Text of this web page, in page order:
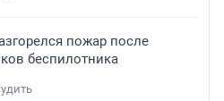
пожар после
беспилотника